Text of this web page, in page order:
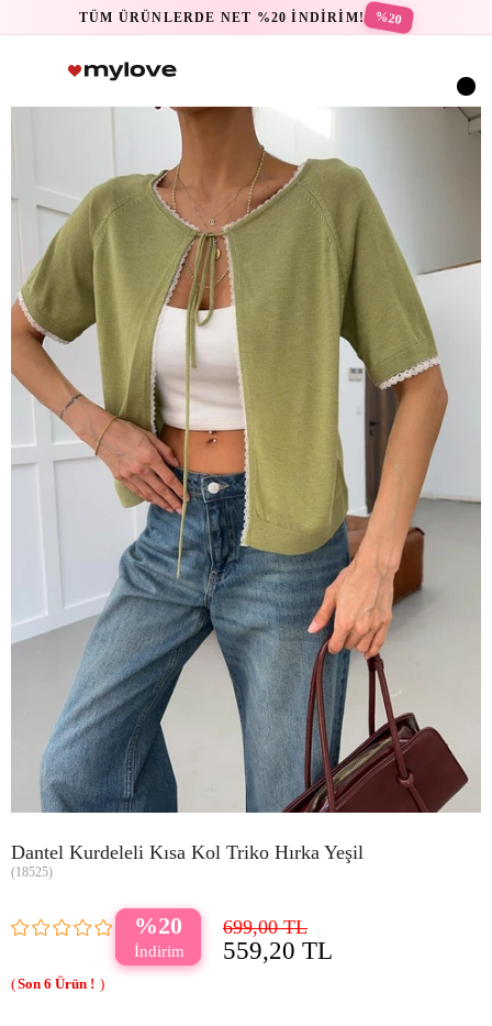
TÜM ÜRÜNLERDE NET %20 İNDİRİM! %20
Dantel Kurdeleli Kısa Kol Triko Hırka Yeşil
(18525)
20 699,00 TL
559,20 TL
6